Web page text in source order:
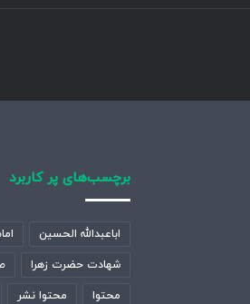
برچسب‌های پر کاربرد
اباعبدالله الحسین
شهادت حضرت زهرا
محتوا محتوا نشر